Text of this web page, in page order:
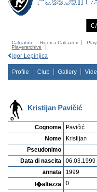
Calciatori Ricerca Calciatori
Playerarchive
Igor Lepinjica
Profile Club Gallery
Kristijan Pavičić
Cognome
Pavičić
Nome
Kristijan
Pseudonimo
-
Data di nascita
06.03.1999
annata
1999
l�altezza
0